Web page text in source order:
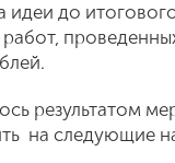
идеи до
результатом
на следующие